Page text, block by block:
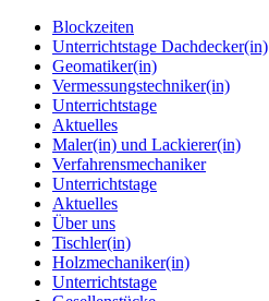
Blockzeiten
Unterrichtstage Dachdecker(in)
Geomatiker(in)
Vermessungstechniker(in)
Unterrichtstage
Aktuelles
Maler(in) und Lackierer(in)
Verfahrensmechaniker
Unterrichtstage
Aktuelles
Über uns
Tischler(in)
Holzmechaniker(in)
Unterrichtstage